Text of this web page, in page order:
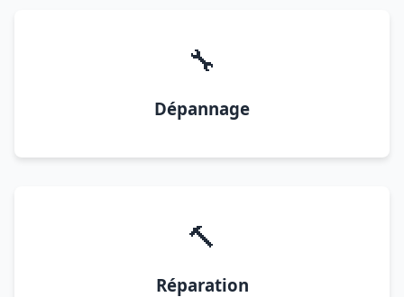
🔧
Dépannage
🔨
Réparation